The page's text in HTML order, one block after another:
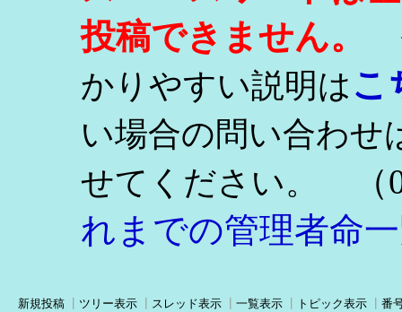
投稿できません。
かりやすい説明はこ
い場合の問い合わせ
せてください。
（
れまでの管理者命
新規投稿 ツリー表示 スレッド表示 一覧表示 トピック表示
番